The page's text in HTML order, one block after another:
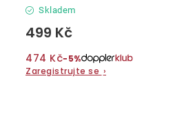
Skladem
499 Kč
474 Kč−5%
Zaregistrujte se ›